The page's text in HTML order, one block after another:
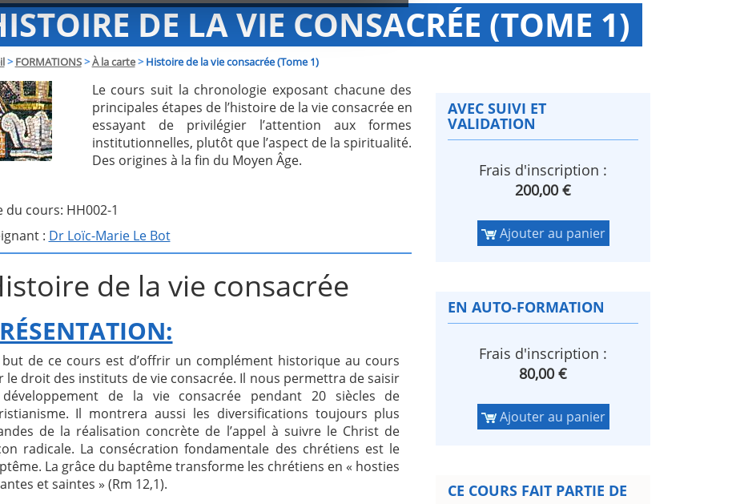
DE LA VIE CONSACRÉE (TOME 1)
> FORMATIONS>À la carte> Histoire de la vie consacrée (Tome 1)
Le cours suit la chronologie exposant chacune des
principales étapes de l’histoire de la vie consacrée en
essayant de privilégier l’attention aux formes
institutionnelles, plutôt que l’aspect de la spiritualité.
Des origines à la fin du Moyen Âge.
du cours: HH002-1
: Dr Loïc-Marie Le Bot
de la vie consacrée
but de ce cours est d’offrir un complément historique au cours
le droit des instituts de vie consacrée. Il nous permettra de saisir
de la vie consacrée pendant 20 siècles de
Il montrera aussi les diversifications toujours plus
de la réalisation concrète de l’appel à suivre le Christ de
radicale. La consécration fondamentale des chrétiens est le
La grâce du baptême transforme les chrétiens en « hosties
et saintes » (Rm 12,1).
AVEC SUIVI ET
VALIDATION
Frais d'inscription :
200,00 €
Ajouter au panier
EN AUTO-FORMATION
Frais d'inscription :
80,00 €
Ajouter au panier
CE COURS FAIT PARTIE DE